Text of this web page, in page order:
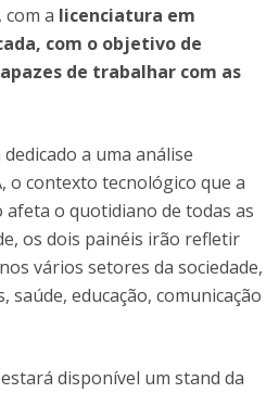
a licenciatura em
com o objetivo de
de trabalhar com as
a uma análise
o contexto tecnológico que a
o quotidiano de todas as
os dois painéis irão refletir
vários setores da sociedade,
saúde, educação, comunicação
disponível um stand da